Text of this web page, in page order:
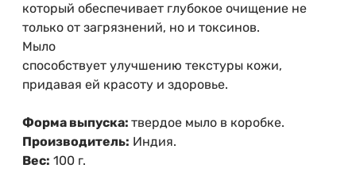
который обеспечивает глубокое очищение не
только от загрязнений, но и токсинов.
Мыло
способствует улучшению текстуры кожи,
придавая ей красоту и здоровье.
Форма выпуска: твердое мыло в коробке.
Производитель: Индия.
Вес: 100 г.